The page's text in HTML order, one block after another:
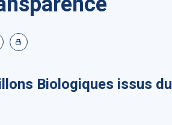
Biologiques issus du